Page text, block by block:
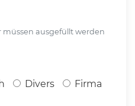
ausgefüllt werden
Divers Firma